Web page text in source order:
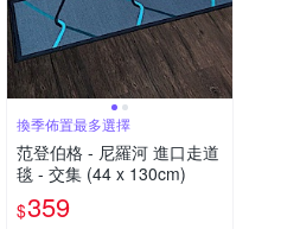
換季佈置最多選擇
范登伯格 - 尼羅河 進口走道
毯 - 交集 (44 x 130cm)
$359